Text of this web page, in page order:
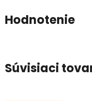
Hodnotenie
Súvisiaci